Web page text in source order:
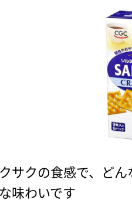
サクの食感で、ど
味わいです